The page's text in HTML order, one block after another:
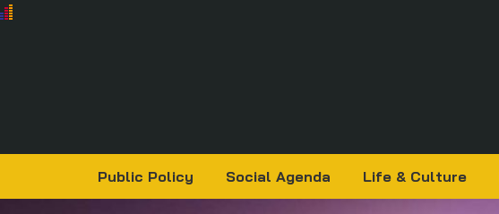
Public Policy Social Agenda Life & Culture